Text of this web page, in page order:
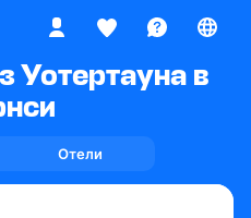
Уотертауна в
Отели